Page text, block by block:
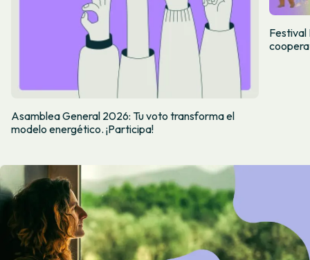
Asamblea General 2026: Tu voto transforma el
modelo energético. ¡Participa!
Festival